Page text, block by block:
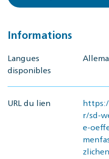
Informations
Langues
disponibles
URL du lien
r/sd-
e-